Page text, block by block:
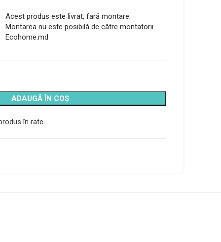
Acest produs este livrat, fară montare.
Montarea nu este posibilă de către montatorii
Ecohome.md
ADAUGĂ ÎN COȘ
în rate